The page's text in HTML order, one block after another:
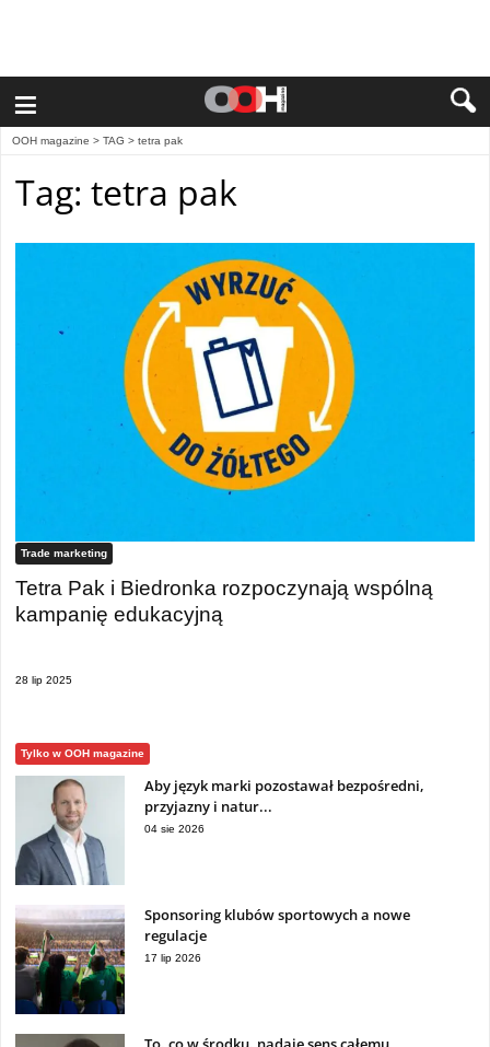
≡
OOH magazine > TAG > tetra pak
Tag: tetra pak
Trade marketing
Tetra Pak i Biedronka rozpoczynają wspólną
kampanię edukacyjną
28 lip 2025
Tylko w OOH magazine
Aby język marki pozostawał bezpośredni,
przyjazny i natur...
04 sie 2026
Sponsoring klubów sportowych a nowe
regulacje
17 lip 2026